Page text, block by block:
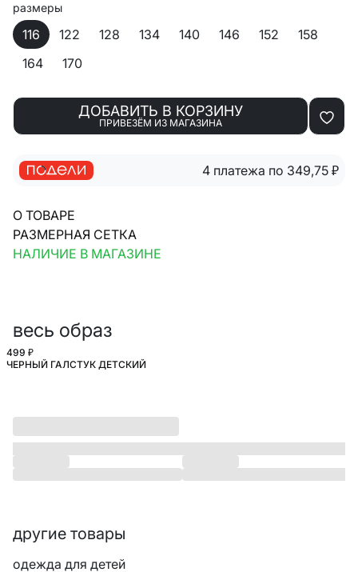
размеры
116 122 128 134 140 146 152
158
164
170
ДОБАВИТЬ В КОРЗИНУ
ПРИВЕЗЁМ ИЗ МАГАЗИНА
4 платежа по 349,75 ₽
О ТОВАРЕ
РАЗМЕРНАЯ СЕТКА
НАЛИЧИЕ В МАГАЗИНЕ
весь образ
ШКОЛА
499 ₽
ЧЕРНЫЙ ГАЛСТУК ДЕТСКИЙ
другие товары
одежда для детей